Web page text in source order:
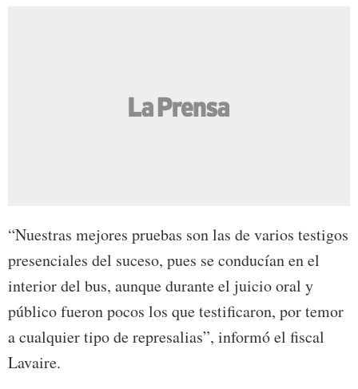
“Nuestras mejores pruebas son las de varios testigos
presenciales del suceso, pues se conducían en el
interior del bus, aunque durante el juicio oral y
público fueron pocos los que testificaron, por temor
a cualquier tipo de represalias”, informó el fiscal
Lavaire.